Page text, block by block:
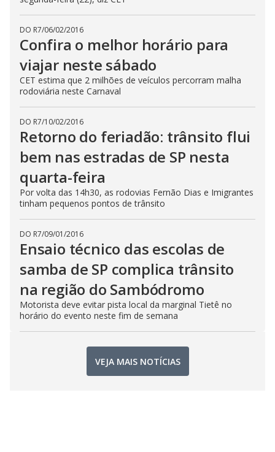
DO R7/06/02/2016
Confira o melhor horário para
viajar neste sábado
CET estima que 2 milhões de veículos percorram malha
rodoviária neste Carnaval
DO R7/10/02/2016
Retorno do feriadão: trânsito flui
bem nas estradas de SP nesta
quarta-feira
Por volta das 14h30, as rodovias Fernão Dias e Imigrantes
tinham pequenos pontos de trânsito
DO R7/09/01/2016
Ensaio técnico das escolas de
samba de SP complica trânsito
na região do Sambódromo
Motorista deve evitar pista local da marginal Tietê no
horário do evento neste fim de semana
VEJA MAIS NOTÍCIAS